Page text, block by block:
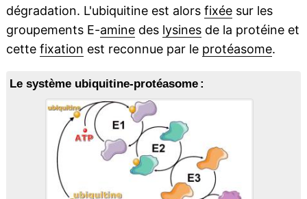
dégradation. L'ubiquitine est alors fixéesur les
groupements E-aminedes lysinesde la protéine et
cette fixation est reconnue par le protéasome.
Le système ubiquitine-protéasome :